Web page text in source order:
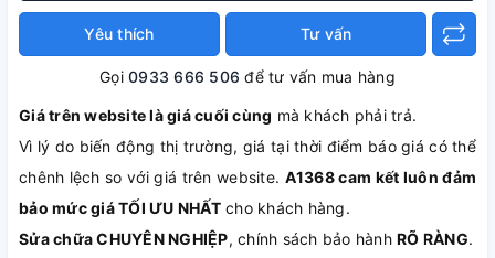
Yêu thích Tư vấn
Gọi0933 666 506 để tư vấn mua hàng
Giá trên website là giá cuối cùng mà khách phải trả.
Vì lý do biến động thị trường, giá tại thời điểm báo giá có thể
chênh lệch so với giá trên website. A1368 cam kết luôn đảm
bảo mức giá TỐI ƯU NHẤTcho khách hàng.
Sửa chữa CHUYÊN NGHIỆP, chính sách bảo hành RÕ RÀNG.